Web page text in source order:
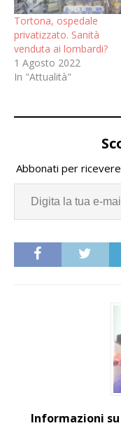
Tortona, ospedale
privatizzato. Sanità
venduta ai lombardi?
1 Agosto 2022
In "Attualità"
Abbonati per
Informazioni